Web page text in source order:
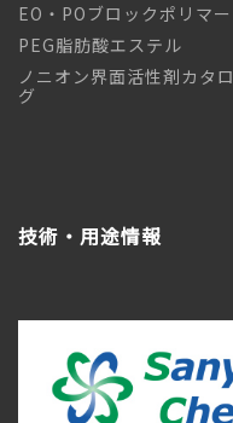
EO・POブロックポリマー
PEG脂肪酸エステル
ノニオン界面活性剤カタロ
グ
技術・用途情報